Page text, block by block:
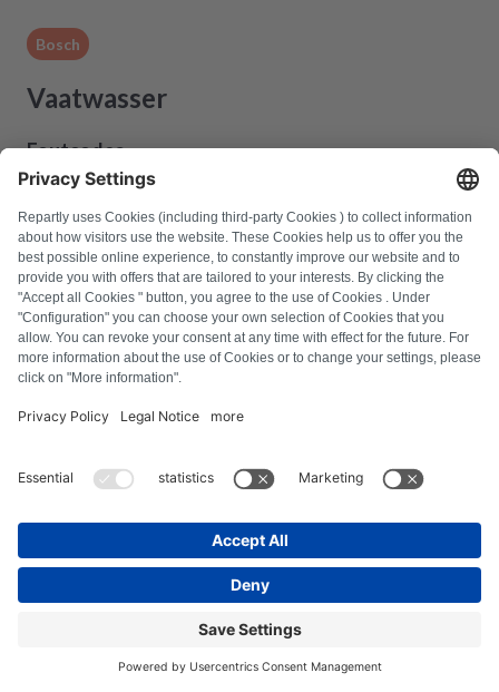
Bosch
Vaatwasser
Foutcodes
Geeft jouw Bosch vaatwasser fout E04 aan?
Geeft jouw Bosch vaatwasser fout E02 aan?
Geeft jouw Bosch vaatwasser de fout E20 aan?
Gaat jouw Bosch vaatwasser niet meer aan?